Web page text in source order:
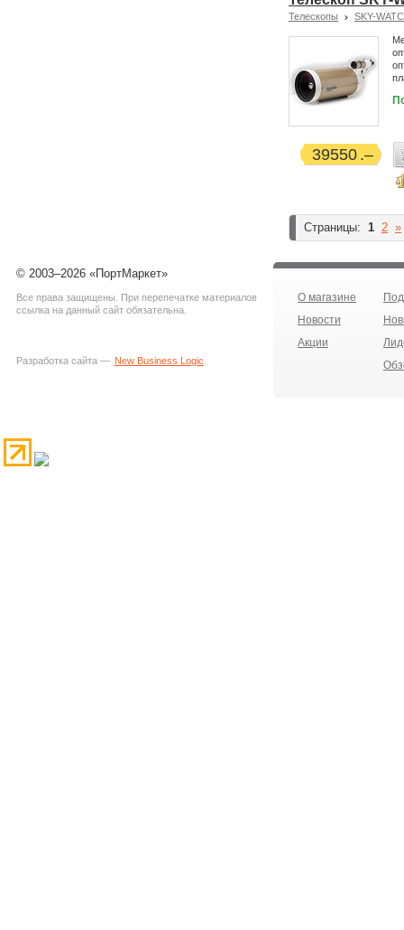
Телескопы SKY-
39550
Страницы: 1 2 »
© 2003–2026 «ПортМаркет»
Все права защищены. При перепечатке материалов
ссылка на данный сайт обязательна.
Разработка сайта — New Business Logic
О магазине
Новости
Акции